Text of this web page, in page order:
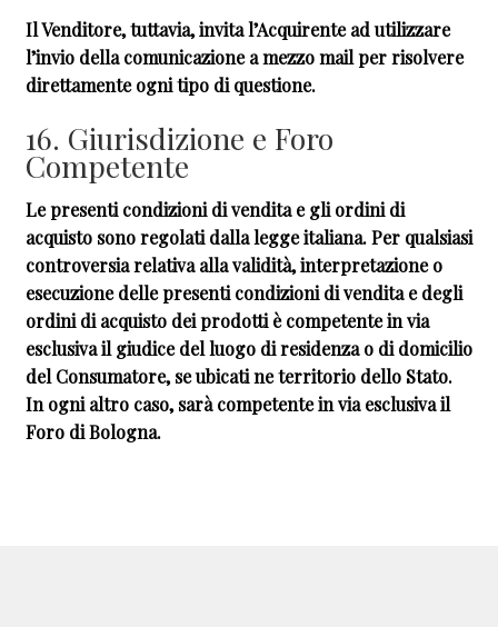
Il Venditore, tuttavia, invita l’Acquirente ad utilizzare
l’invio della comunicazione a mezzo mail per risolvere
direttamente ogni tipo di questione.
16. Giurisdizione e Foro
Competente
Le presenti condizioni di vendita e gli ordini di
acquisto sono regolati dalla legge italiana. Per qualsiasi
controversia relativa alla validità, interpretazione o
esecuzione delle presenti condizioni di vendita e degli
ordini di acquisto dei prodotti è competente in via
esclusiva il giudice del luogo di residenza o di domicilio
del Consumatore, se ubicati ne territorio dello Stato.
In ogni altro caso, sarà competente in via esclusiva il
Foro di Bologna.